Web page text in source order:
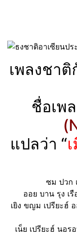
เพลงชา
ชื่อเพ
แปลว่า “
ซม ปวก
ออย บาน รุง เรื
เยิง ขญม เปรียะฮ์
เน็ย เปรียะฮ์ นอร